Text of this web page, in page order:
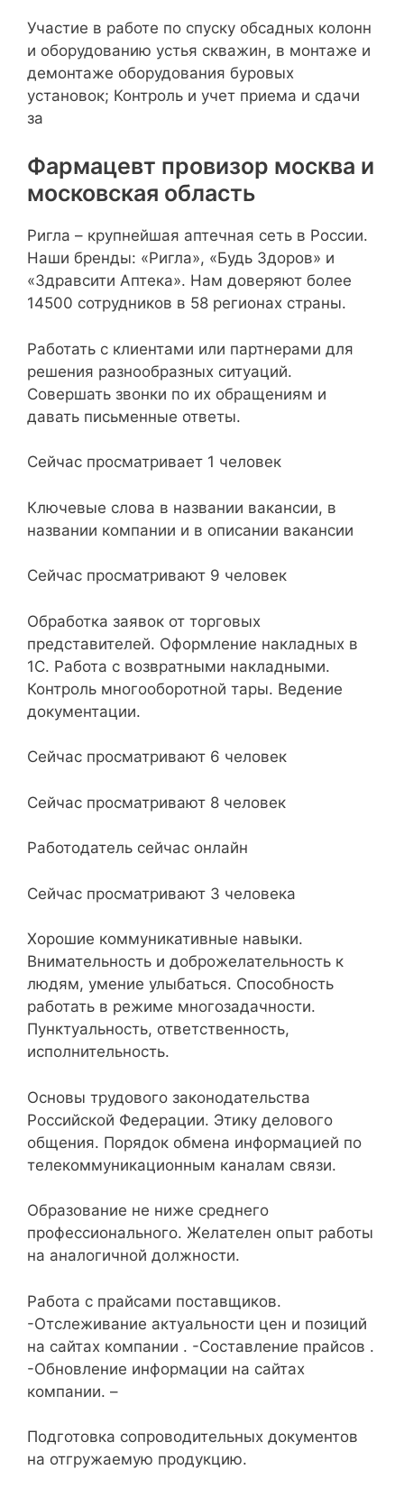
Участие в работе по спуску обсадных колонн
и оборудованию устья скважин, в монтаже и
демонтаже оборудования буровых
установок; Контроль и учет приема и сдачи
за
Фармацевт провизор москва и
московская область
Ригла – крупнейшая аптечная сеть в России.
Наши бренды: «Ригла», «Будь Здоров» и
«Здравсити Аптека». Нам доверяют более
14500 сотрудников в 58 регионах страны.
Работать с клиентами или партнерами для
решения разнообразных ситуаций.
Совершать звонки по их обращениям и
давать письменные ответы.
Сейчас просматривает 1 человек
Ключевые слова в названии вакансии, в
названии компании и в описании вакансии
Сейчас просматривают 9 человек
Обработка заявок от торговых
представителей. Оформление накладных в
1С. Работа с возвратными накладными.
Контроль многооборотной тары. Ведение
документации.
Сейчас просматривают 6 человек
Сейчас просматривают 8 человек
Работодатель сейчас онлайн
Сейчас просматривают 3 человека
Хорошие коммуникативные навыки.
Внимательность и доброжелательность к
людям, умение улыбаться. Способность
работать в режиме многозадачности.
Пунктуальность, ответственность,
исполнительность.
Основы трудового законодательства
Российской Федерации. Этику делового
общения. Порядок обмена информацией по
телекоммуникационным каналам связи.
Образование не ниже среднего
профессионального. Желателен опыт работы
на аналогичной должности.
Работа с прайсами поставщиков.
-Отслеживание актуальности цен и позиций
на сайтах компании . -Составление прайсов .
-Обновление информации на сайтах
компании. –
Подготовка сопроводительных документов
на отгружаемую продукцию.